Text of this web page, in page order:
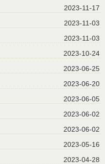
2023-11-17
2023-11-03
2023-11-03
2023-10-24
2023-06-25
2023-06-20
2023-06-05
2023-06-02
2023-06-02
2023-05-16
2023-04-28